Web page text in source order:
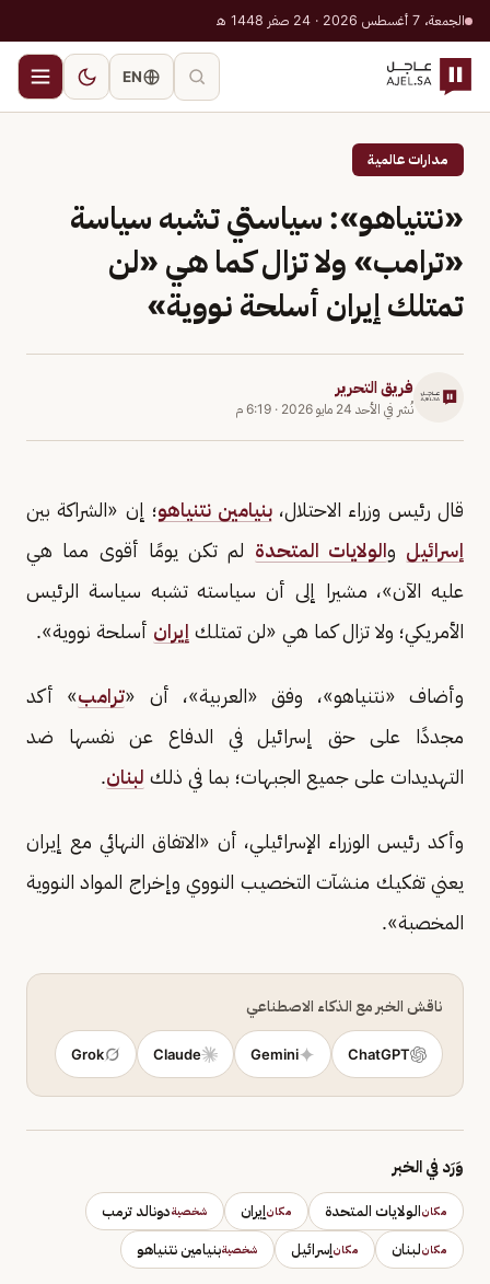
الجمعة، 7 أغسطس 2026 · 24 صفر 1448 هـ
EN
مدارات عالمية
«نتنياهو»: سياستي تشبه سياسة
«ترامب» ولا تزال كما هي «لن
تمتلك إيران أسلحة نووية»
فريق التحرير
نُشر في الأحد 24 مايو 2026 · 6:19 م
قال رئيس وزراء الاحتلال،بنيامين نتنياهو؛ إن «الشراكة بين
إسرائيل والولايات المتحدة لم تكن يومًا أقوى مما هي
عليه الآن»، مشيرا إلى أن سياسته تشبه سياسة الرئيس
الأمريكي؛ ولا تزال كما هي «لن تمتلك إيران أسلحة نووية».
وأضاف «نتنياهو»، وفق «العربية»، أن «ترامب» أكد
مجددًا على حق إسرائيل في الدفاع عن نفسها ضد
التهديدات على جميع الجبهات؛ بما في ذلك لبنان.
وأكد رئيس الوزراء الإسرائيلي، أن «الاتفاق النهائي مع إيران
يعني تفكيك منشآت التخصيب النووي وإخراج المواد النووية
المخصبة».
ناقش الخبر مع الذكاء الاصطناعي
ChatGPT
Gemini
Claude
Grok
وَرَد في الخبر
مكانالولايات المتحدة مكانإيران شخصيةدونالد ترمب
مكانلبنان مكانإسرائيل شخصيةبنيامين نتنياهو